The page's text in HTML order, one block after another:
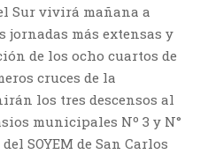
Sur vivirá mañana a
jornadas más extensas y
de los ocho cuartos de
cruces de la
los tres descensos al
municipales Nº 3 y N°
SOYEM de San Carlos